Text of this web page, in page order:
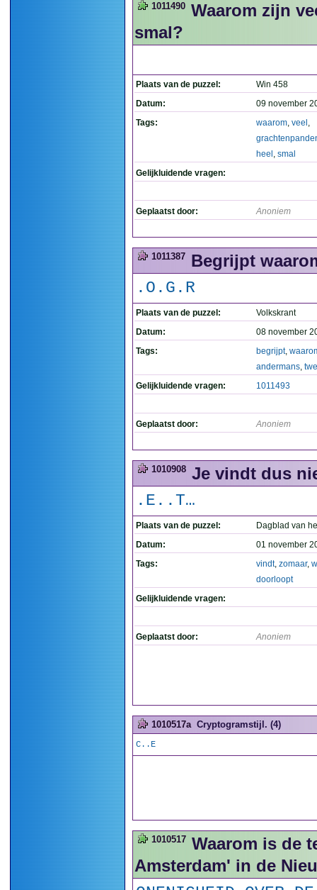
1011490 Waarom zijn
smal?
Plaats van de puzzel:
Win 458
Datum:
09 november
Tags:
waarom, veel ,
heel , smal
Gelijkluidende vragen:
Geplaatst door: Anoniem
1011387 Begrijpt
.O.G.R
Plaats van de puzzel:
Volkskrant
Datum:
08 november
Tags:
begrijpt,
andermans,
Gelijkluidende vragen:
1011493
Geplaatst door: Anoniem
1010908 Je vindt dus
.E..T…
Plaats van de puzzel:
Dagblad van
Datum:
01 november
Tags:
vindt, zomaar,
doorloopt
Gelijkluidende vragen:
Geplaatst door: Anoniem
1010517a Cryptogramstijl. (4)
C..E
1010517 Waarom is de
Amsterdam' in de